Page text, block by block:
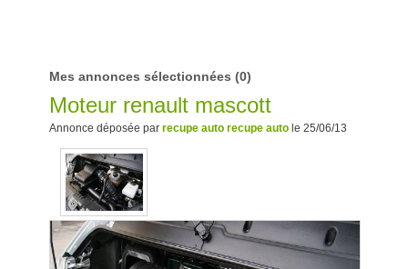
Mes annonces sélectionnées (0)
Moteur renault mascott
Annonce déposée par recupe auto recupe auto le 25/06/13